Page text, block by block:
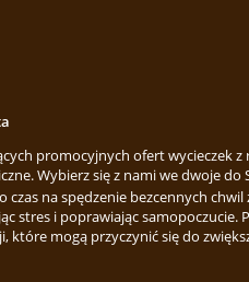
promocyjnych ofert wycieczek
Wybierz się z nami we dwoje
na spędzenie bezcennych
stres i poprawiając
mogą przyczynić się do